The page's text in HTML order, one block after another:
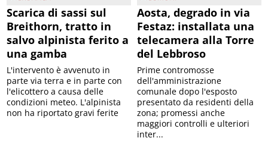
Scarica di sassi sul
Breithorn, tratto in
salvo alpinista ferito a
una gamba
L'intervento è avvenuto in
parte via terra e in parte con
l'elicottero a causa delle
condizioni meteo. L'alpinista
non ha riportato gravi ferite
Aosta, degrado in via
Festaz: installata una
telecamera alla Torre
del Lebbroso
Prime contromosse
dell'amministrazione
comunale dopo l'esposto
presentato da residenti della
zona; promessi anche
maggiori controlli e ulteriori
inter...